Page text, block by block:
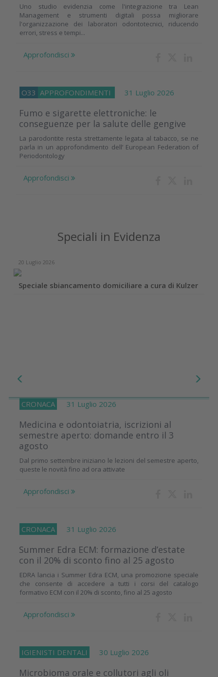
Uno studio evidenzia come l'integrazione tra Lean
Management e strumenti digitali possa migliorare
l'organizzazione dei laboratori odontotecnici, riducendo
errori, stress e tempi...
Approfondisci
O33 APPROFONDIMENTI 31 Luglio 2026
Fumo e sigarette elettroniche: le
conseguenze per la salute delle gengive
La parodontite resta strettamente legata al tabacco, se ne
parla in un approfondimento dell’ European Federation of
Periodontology
Approfondisci
Speciali in Evidenza
20 Luglio 2026
Speciale sbiancamento domiciliare a cura di Kulzer
CRONACA 31 Luglio 2026
Medicina e odontoiatria, iscrizioni al
semestre aperto: domande entro il 3
agosto
Dal primo settembre iniziano le lezioni del semestre aperto,
queste le novità fino ad ora attivate
Approfondisci
CRONACA 31 Luglio 2026
Summer Edra ECM: formazione d’estate
con il 20% di sconto fino al 25 agosto
EDRA lancia i Summer Edra ECM, una promozione speciale
che consente di accedere a tutti i corsi del catalogo
formativo ECM con il 20% di sconto, fino al 25 agosto
Approfondisci
IGIENISTI DENTALI 30 Luglio 2026
Microbioma orale e collutori agli oli